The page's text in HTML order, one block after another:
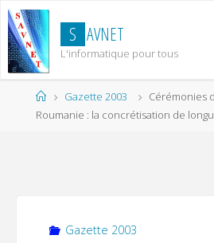
Skip
to
content
S AVNET
L'informatique pour tous
HomeGazette 2003
Cérémonies
Roumanie : la concrétisation de
Gazette 2003